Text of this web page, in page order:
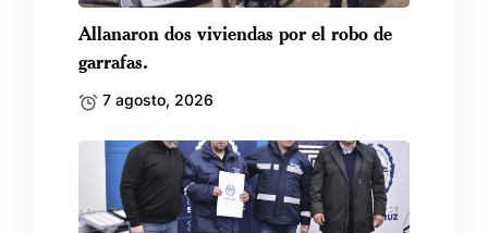
Allanaron dos viviendas por el robo de
garrafas.
7 agosto, 2026